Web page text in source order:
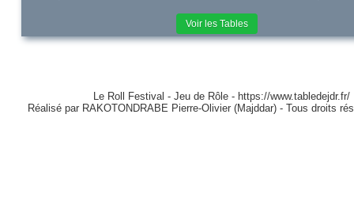
Voir les Tables
Le Roll Festival - Jeu de Rôle - https://www.tabledejdr.fr/
Réalisé par RAKOTONDRABE Pierre-Olivier (Majddar) - Tous droits